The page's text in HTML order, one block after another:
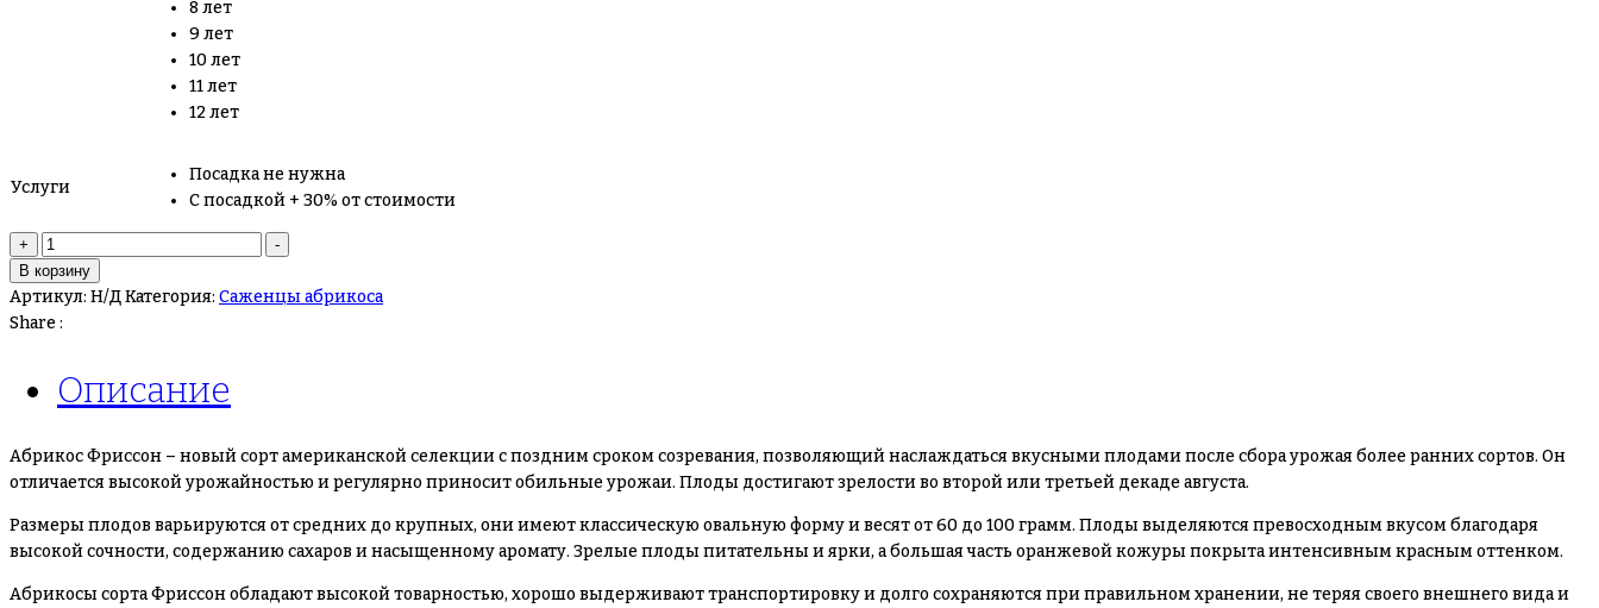
8 лет
9 лет
10 лет
11 лет
12 лет
Услуги
Посадка не нужна
С посадкой + 30% от стоимости
+
Количество
товара
Абрикос
Фриссон
-
В корзину
Артикул: Н/ДКатегория: Саженцы абрикоса
Share :
Описание
Абрикос Фриссон – новый сорт американской селекции с поздним сроком созревания, позволяющий наслаждаться вкусными плодами после сбора урожая более ранних сортов. Он
отличается высокой урожайностью и регулярно приносит обильные урожаи. Плоды достигают зрелости во второй или третьей декаде августа.
Размеры плодов варьируются от средних до крупных, они имеют классическую овальную форму и весят от 60 до 100 грамм. Плоды выделяются превосходным вкусом благодаря
высокой сочности, содержанию сахаров и насыщенному аромату. Зрелые плоды питательны и ярки, а большая часть оранжевой кожуры покрыта интенсивным красным оттенком.
Абрикосы сорта Фриссон обладают высокой товарностью, хорошо выдерживают транспортировку и долго сохраняются при правильном хранении, не теряя своего внешнего вида и